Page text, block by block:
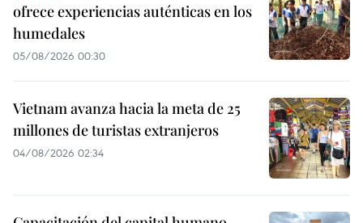
ofrece experiencias auténticas en los
humedales
05/08/2026 00:30
Vietnam avanza hacia la meta de 25
millones de turistas extranjeros
04/08/2026 02:34